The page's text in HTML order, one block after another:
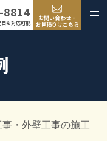
8814
も対応可能
お問い合わせ・
お見積りはこちら
・外壁工事の施工